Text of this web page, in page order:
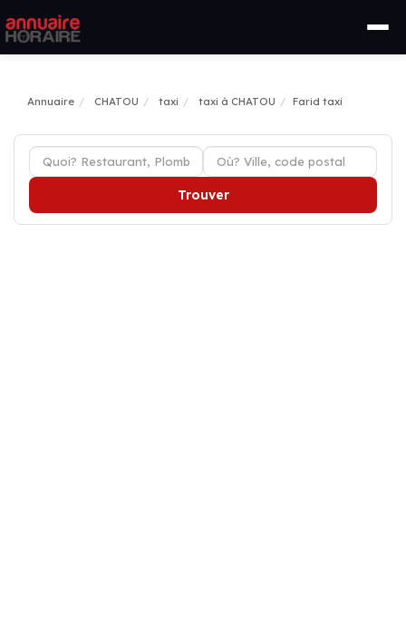
Annuaire CHATOU taxi taxi à CHATOU Farid taxi
Trouver